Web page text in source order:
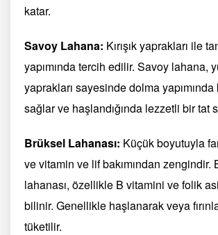
katar.
Savoy Lahana: Kırışık yaprakları ile
yapımında tercih edilir. Savoy lahana,
yaprakları sayesinde dolma yapımında
sağlar ve haşlandığında lezzetli bir tat
Brüksel Lahanası: Küçük boyutuyla
ve vitamin ve lif bakımından zengindir.
lahanası, özellikle B vitamini ve folik
bilinir. Genellikle haşlanarak veya
tüketilir.